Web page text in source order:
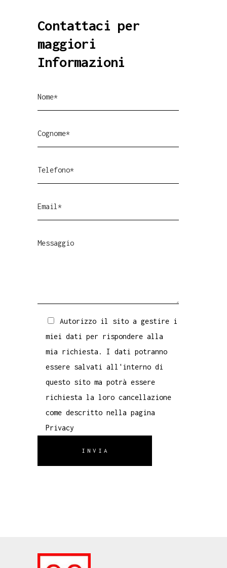
Contattaci per
maggiori
Informazioni
Autorizzo il sito a gestire i
miei dati per rispondere alla
mia richiesta. I dati potranno
essere salvati all'interno di
questo sito ma potrà essere
richiesta la loro cancellazione
come descritto nella pagina
Privacy
INVIA